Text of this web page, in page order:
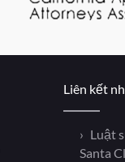
Liên kết
Luật
Santa